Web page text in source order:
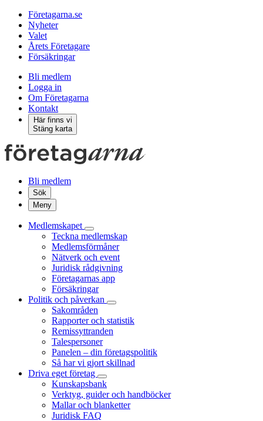
Företagarna.se
Nyheter
Valet
Årets Företagare
Försäkringar
Bli medlem
Logga in
Om Företagarna
Kontakt
Här finns vi
Stäng karta
Bli medlem
Sök
Meny
Medlemskapet
Teckna medlemskap
Medlemsförmåner
Nätverk och event
Juridisk rådgivning
Företagarnas app
Försäkringar
Politik och påverkan
Sakområden
Rapporter och statistik
Remissyttranden
Talespersoner
Panelen – din företagspolitik
Så har vi gjort skillnad
Driva eget företag
Kunskapsbank
Verktyg, guider och handböcker
Mallar och blanketter
Juridisk FAQ